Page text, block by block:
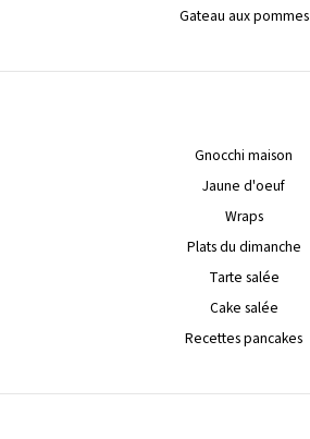
Gateau aux pommes
Gnocchi maison
Jaune d'oeuf
Wraps
Plats du dimanche
Tarte salée
Cake salée
Recettes pancakes